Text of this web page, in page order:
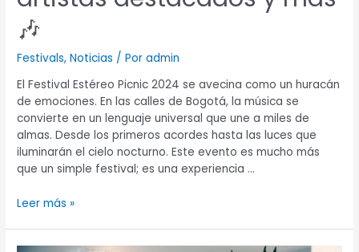
🎶
Festivals,Noticias / Poradmin
El Festival Estéreo Picnic 2024 se avecina como un huracán
de emociones. En las calles de Bogotá, la música se
convierte en un lenguaje universal que une a miles de
almas. Desde los primeros acordes hasta las luces que
iluminarán el cielo nocturno. Este evento es mucho más
que un simple festival; es una experiencia …
Leer más »